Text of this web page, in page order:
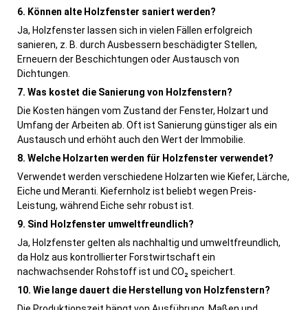
6. Können alte Holzfenster saniert werden?
Ja, Holzfenster lassen sich in vielen Fällen erfolgreich
sanieren, z. B. durch Ausbessern beschädigter Stellen,
Erneuern der Beschichtungen oder Austausch von
Dichtungen.
7. Was kostet die Sanierung von Holzfenstern?
Die Kosten hängen vom Zustand der Fenster, Holzart und
Umfang der Arbeiten ab. Oft ist Sanierung günstiger als ein
Austausch und erhöht auch den Wert der Immobilie.
8. Welche Holzarten werden für Holzfenster verwendet?
Verwendet werden verschiedene Holzarten wie Kiefer, Lärche,
Eiche und Meranti. Kiefernholz ist beliebt wegen Preis-
Leistung, während Eiche sehr robust ist.
9. Sind Holzfenster umweltfreundlich?
Ja, Holzfenster gelten als nachhaltig und umweltfreundlich,
da Holz aus kontrollierter Forstwirtschaft ein
nachwachsender Rohstoff ist und CO₂ speichert.
10. Wie lange dauert die Herstellung von Holzfenstern?